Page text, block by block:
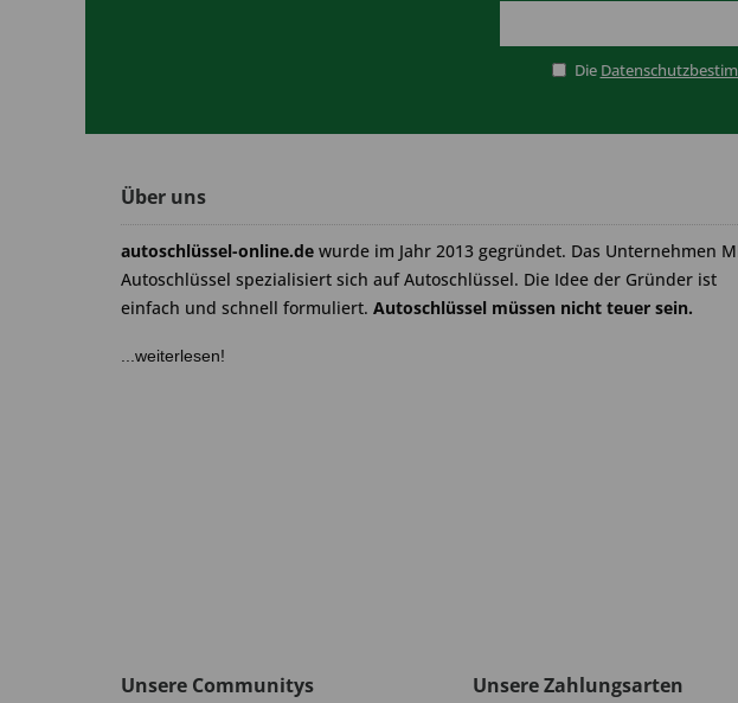
Die
Über uns
autoschlüssel-online.de wurde im Jahr 2013 gegründet. Das Unternehmen
Autoschlüssel spezialisiert sich auf Autoschlüssel. Die Idee der Gründer ist
einfach und schnell formuliert. Autoschlüssel müssen nicht teuer sein.
...weiterlesen!
Unsere Communitys Unsere Zahlungsarten